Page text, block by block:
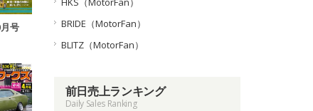
号
BRIDE（MotorFan）
BLITZ（MotorFan）
前日売上ランキング
Daily Sales Ranking